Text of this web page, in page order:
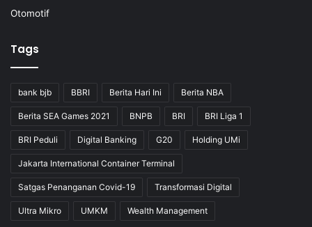
Otomotif
Tags
bank bjb BBRI Berita Hari Ini Berita NBA
Berita SEA Games 2021 BNPB BRI BRI Liga 1
BRI Peduli Digital Banking G20 Holding UMi
Jakarta International Container Terminal
Satgas Penanganan Covid-19 Transformasi Digital
Ultra Mikro UMKM Wealth Management